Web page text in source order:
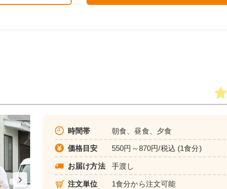
時間帯 朝食、昼食、夕食
価格目安 550円～870円/税込 (1食分)
お届け方法 手渡し
注文単位 1食分から注文可能